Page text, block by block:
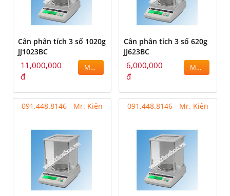
Cân phân tích 3 số 1020g
JJ1023BC
11,000,000
đ
MUA
Cân phân tích 3 số 620g
JJ623BC
6,000,000
đ
MUA
091.448.8146 - Mr. Kiên 091.448.8146 - Mr. Kiên